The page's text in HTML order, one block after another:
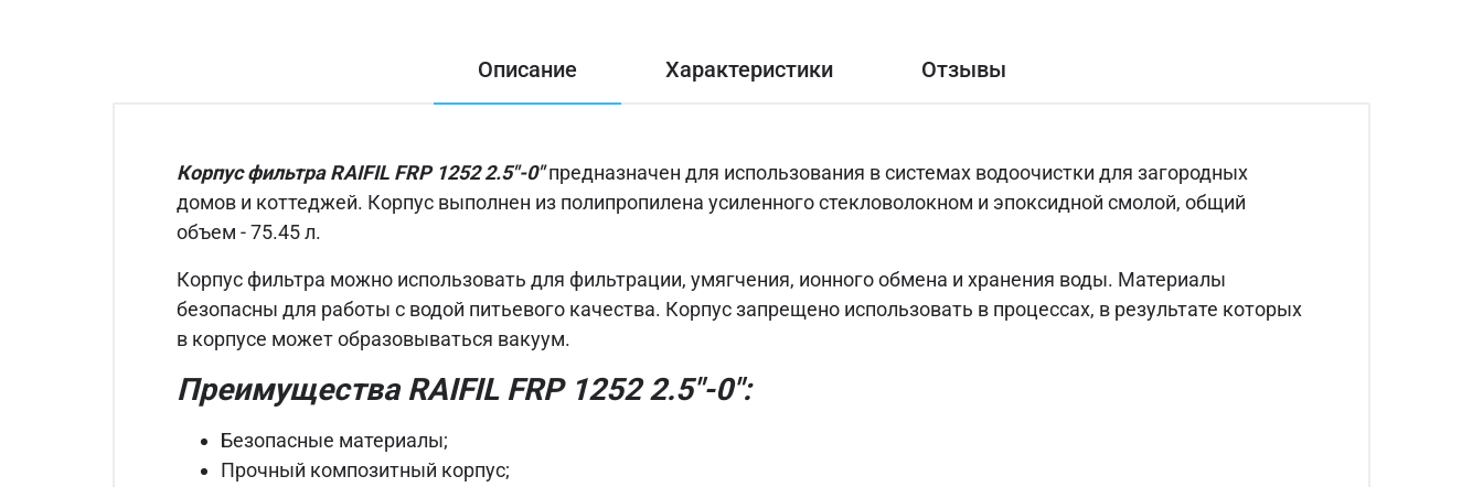
Описание Характеристики Отзывы
Корпус фильтра RAIFIL FRP 1252 2.5"-0"предназначен для использования в системах водоочистки для загородных
домов и коттеджей. Корпус выполнен из полипропилена усиленного стекловолокном и эпоксидной смолой, общий
объем - 75.45 л.
Корпус фильтра можно использовать для фильтрации, умягчения, ионного обмена и хранения воды. Материалы
безопасны для работы с водой питьевого качества. Корпус запрещено использовать в процессах, в результате которых
в корпусе может образовываться вакуум.
Преимущества RAIFIL FRP 1252 2.5"-0":
Безопасные материалы;
Прочный композитный корпус;